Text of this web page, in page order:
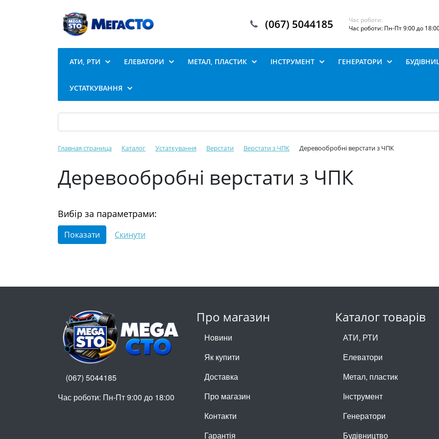
(067) 5044185
Час роботи:
Час роботи: Пн-Пт 9:00 до
АТИ, РТИ ЕЛЕВАТОРИ МЕТАЛ, ПЛАСТИК ІНСТРУМЕНТ ГЕНЕРАТОРИ
УСТАТКУВАННЯ
Главная страница Каталог Устаткування Верстати Верстати з ЧПК Деревообробні верстати з ЧПК
Деревообробні верстати з ЧПК
Вибір за параметрами:
Про магазин
Новини
Як купити
Доставка
Про магазин
Контакти
Гарантія
Каталог товарів
АТИ, РТИ
Елеватори
Метал, пластик
Інструмент
Генератори
Будівництво
(067) 5044185
Час роботи: Пн-Пт 9:00 до 18:00